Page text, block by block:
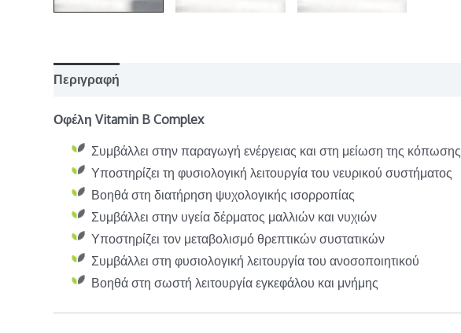
Περιγραφή
Οφέλη Vitamin B Complex
Συμβάλλει στην παραγωγή ενέργειας και στη μείωση της κόπωσης
Υποστηρίζει τη φυσιολογική λειτουργία του νευρικού συστήματος
Βοηθά στη διατήρηση ψυχολογικής ισορροπίας
Συμβάλλει στην υγεία δέρματος μαλλιών και νυχιών
Υποστηρίζει τον μεταβολισμό θρεπτικών συστατικών
Συμβάλλει στη φυσιολογική λειτουργία του ανοσοποιητικού
Βοηθά στη σωστή λειτουργία εγκεφάλου και μνήμης